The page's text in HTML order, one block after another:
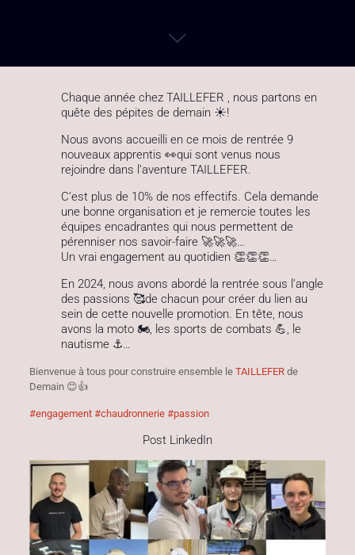
Chaque année chez TAILLEFER , nous partons en
quête des pépites de demain ☀️!
Nous avons accueilli en ce mois de rentrée 9
nouveaux apprentis 👀qui sont venus nous
rejoindre dans l’aventure TAILLEFER.
C’est plus de 10% de nos effectifs. Cela demande
une bonne organisation et je remercie toutes les
équipes encadrantes qui nous permettent de
pérenniser nos savoir-faire 🚀🚀🚀…
Un vrai engagement au quotidien 👏👏👏…
En 2024, nous avons abordé la rentrée sous l’angle
des passions 🥰de chacun pour créer du lien au
sein de cette nouvelle promotion. En tête, nous
avons la moto 🏍️, les sports de combats 💪, le
nautisme ⚓️…
Bienvenue à tous pour construire ensemble le TAILLEFERde
Demain 😊👍
#engagement #chaudronnerie #passion
Post LinkedIn